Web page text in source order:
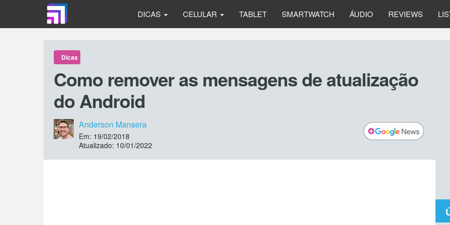
DICAS CELULAR TABLET SMARTWATCH ÁUDIO REVIEWS
Dicas
Como remover as mensagens de atualização
do Android
Anderson Mansera
Em: 19/02/2018
Atualizado: 10/01/2022